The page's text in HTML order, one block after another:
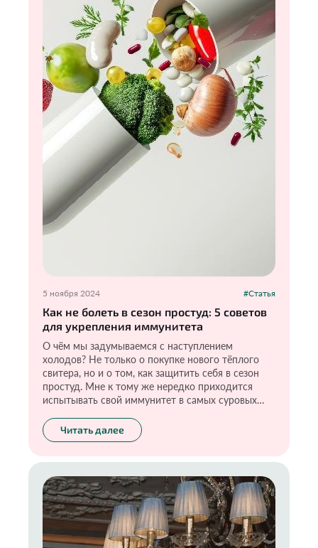
5 ноября 2024 #Статья
Как не болеть в сезон простуд: 5 советов
для укрепления иммунитета
О чём мы задумываемся с наступлением
холодов? Не только о покупке нового тёплого
свитера, но и о том, как защитить себя в сезон
простуд. Мне к тому же нередко приходится
испытывать свой иммунитет в самых суровых
прочие «прелести», но я-то знаю, как поддержать
иммунную систему в холода и не разболеться
действенных правил. Возможно, они покажутся
кому-то банальными, но они действительно
работают. Проверено на себе.
Читать далее